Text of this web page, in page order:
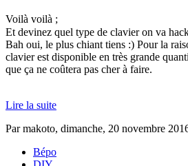
Voilà voilà ;
Et devinez quel type de clavier on va
Bah oui, le plus chiant tiens :) Pour la
clavier est disponible en très grande
que ça ne coûtera pas cher à faire.
Lire la suite
Par makoto, dimanche, 20 novembre
Bépo